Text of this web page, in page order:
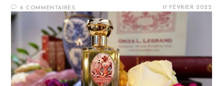
6 COMMENTAIRES 17 FÉVRIER 2022